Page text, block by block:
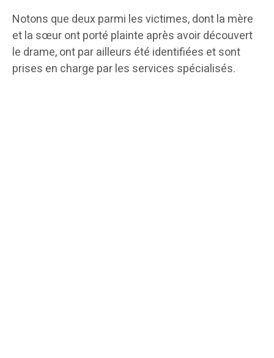
Notons que deux parmi les victimes, dont la mère
et la sœur ont porté plainte après avoir découvert
le drame, ont par ailleurs été identifiées et sont
prises en charge par les services spécialisés.